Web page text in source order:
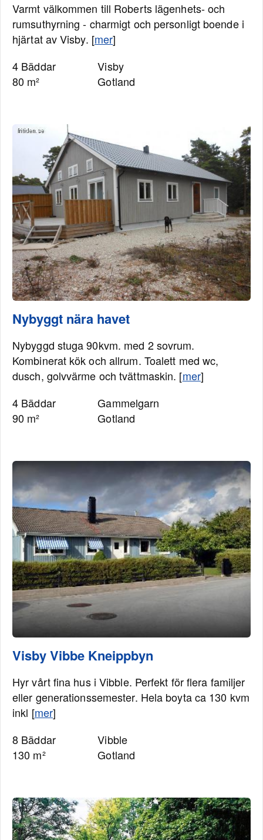
Varmt välkommen till Roberts lägenhets- och
rumsuthyrning - charmigt och personligt boende i
hjärtat av Visby. [mer]
4 Bäddar
80 m²
Visby
Gotland
Nybyggt nära havet
Nybyggd stuga 90kvm. med 2 sovrum.
Kombinerat kök och allrum. Toalett med wc,
dusch, golvvärme och tvättmaskin. [mer]
4 Bäddar
90 m²
Gammelgarn
Gotland
Visby Vibbe Kneippbyn
Hyr vårt fina hus i Vibble. Perfekt för flera familjer
eller generationssemester. Hela boyta ca 130 kvm
inkl [mer]
8 Bäddar
130 m²
Vibble
Gotland